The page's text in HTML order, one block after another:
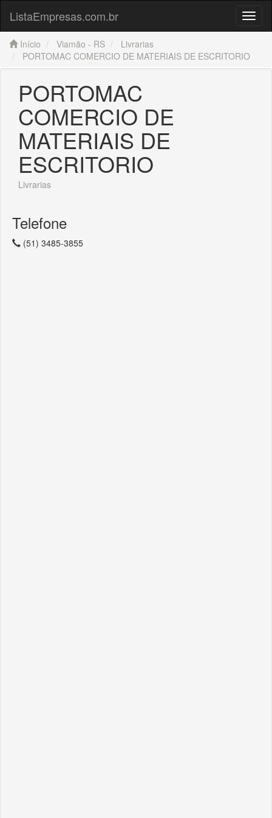
Menu
ListaEmpresas.com.br
Início Viamão - RS
Livrarias
PORTOMAC COMERCIO DE MATERIAIS DE ESCRITORIO
PORTOMAC
COMERCIO DE
MATERIAIS DE
ESCRITORIO
Livrarias
Telefone
(51) 3485-3855